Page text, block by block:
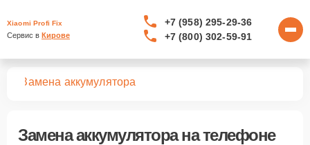
Xiaomi Profi Fix
Сервис в Кирове
+7 (958) 295-29-36
+7 (800) 302-59-91
Замена аккумулятора
Замена аккумуляторана телефоне